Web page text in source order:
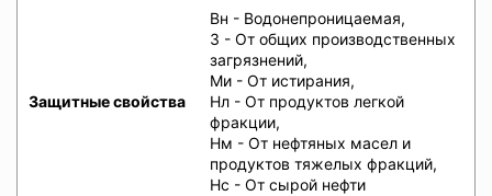
Защитные свойства
Вн - Водонепроницаемая,
З - От общих производственных
загрязнений,
Ми - От истирания,
Нл - От продуктов легкой
фракции,
Нм - От нефтяных масел и
продуктов тяжелых фракций,
Нс - От сырой нефти